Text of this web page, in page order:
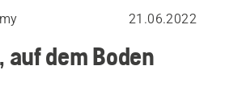
21.06.2022
dem Boden